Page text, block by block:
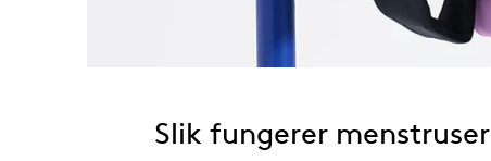
Slik fungerer menstruser